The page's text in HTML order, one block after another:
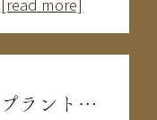
[read more]
7月のインプラント説明会